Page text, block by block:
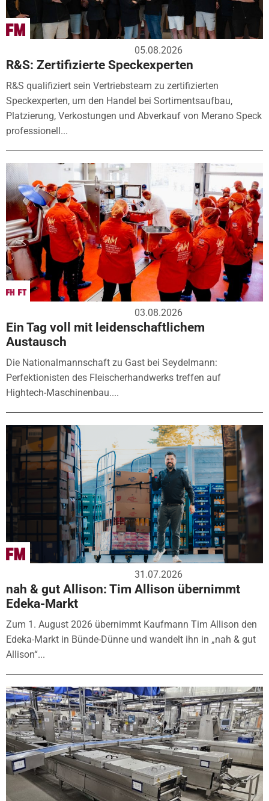
05.08.2026
R&S: Zertifizierte Speckexperten
R&S qualifiziert sein Vertriebsteam zu zertifizierten
Speckexperten, um den Handel bei Sortimentsaufbau,
Platzierung, Verkostungen und Abverkauf von Merano Speck
professionell...
03.08.2026
Ein Tag voll mit leidenschaftlichem
Austausch
Die Nationalmannschaft zu Gast bei Seydelmann:
Perfektionisten des Fleischerhandwerks treffen auf
Hightech-Maschinenbau....
31.07.2026
nah & gut Allison: Tim Allison übernimmt
Edeka-Markt
Zum 1. August 2026 übernimmt Kaufmann Tim Allison den
Edeka-Markt in Bünde-Dünne und wandelt ihn in „nah & gut
Allison“...